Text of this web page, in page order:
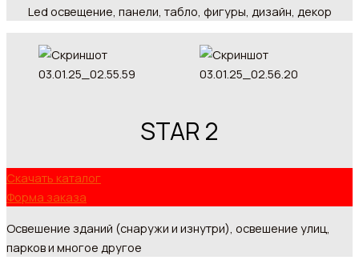
Led освещение, панели, табло, фигуры, дизайн, декор
STAR 2
Скачать каталог
Форма заказа
Освешение зданий (снаружи и изнутри), освешение улиц,
парков и многое другое